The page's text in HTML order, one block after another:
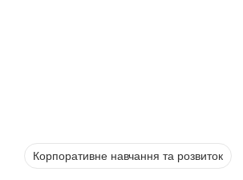
Корпоративне навчання та розвиток